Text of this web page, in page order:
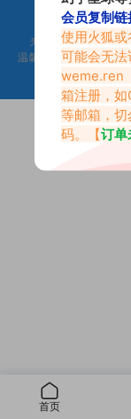
来不及找到心仪的内
温馨提示：本站是只搬
首页
会员复制链
使用火狐
可能会无法
weme.ren
箱注册，
等邮箱，
码。【订单